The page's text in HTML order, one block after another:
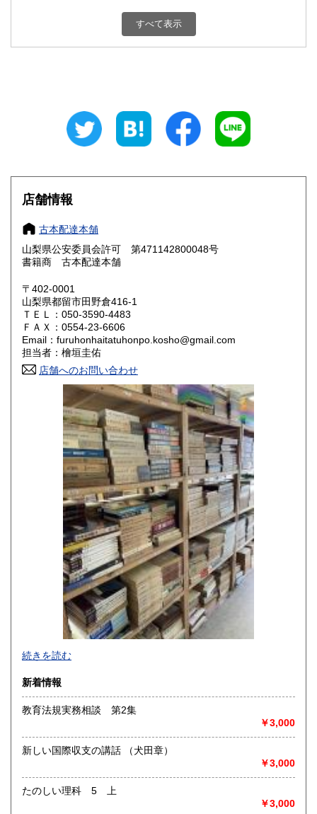
800円 富山県
800円 三重県
大阪府
奈良県
鳥取県 800円 島根県
岡山県
山口県 800円
香川県 800円 愛媛県
高知県 800円
800円 長崎県
800円 大分県
800円 鹿児島県
1,500円
すべて表示
店舗情報
古本配達本舗
山梨県公安委員会許可 第471142800048号
書籍商 古本配達本舗
〒402-0001
山梨県都留市田野倉416-1
ＴＥＬ：050-3590-4483
ＦＡＸ：0554-23-6606
Email：furuhonhaitatuhonpo.kosho@gmail.com
担当者：檜垣圭佑
店舗へのお問い合わせ
-
沿線名：-
最寄駅：-
営業時間：-
定休日：-
書籍の買取について
取り扱い分野
総記、哲学宗教、歴史、社会科学、自然科学、美術工芸、国
続きを読む
新着情報
教育法規実務相談 第2集
￥3,000
新しい国際収支の講話 （犬田章）
￥3,000
たのしい理科 5 上
￥3,000